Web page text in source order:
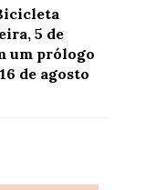
5 de
um prólogo
de agosto